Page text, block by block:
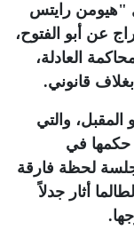
"هيومن رايتس
عن أبو الفتوح،
العادلة،
قانوني.
موجهة إلى جلسة 28 يوليو المقبل، والتي
حكمها في
لحظة فارقة
أثار جدلاً
.